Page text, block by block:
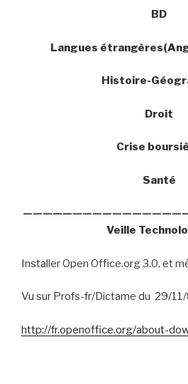
BD
Langues
Histoire-
Droit
Crise
Santé
Veille
Installer Open Office.org 3.0, et
Vu sur Profs-fr/Dictame du 29/
http://fr.openoffice.org/about-